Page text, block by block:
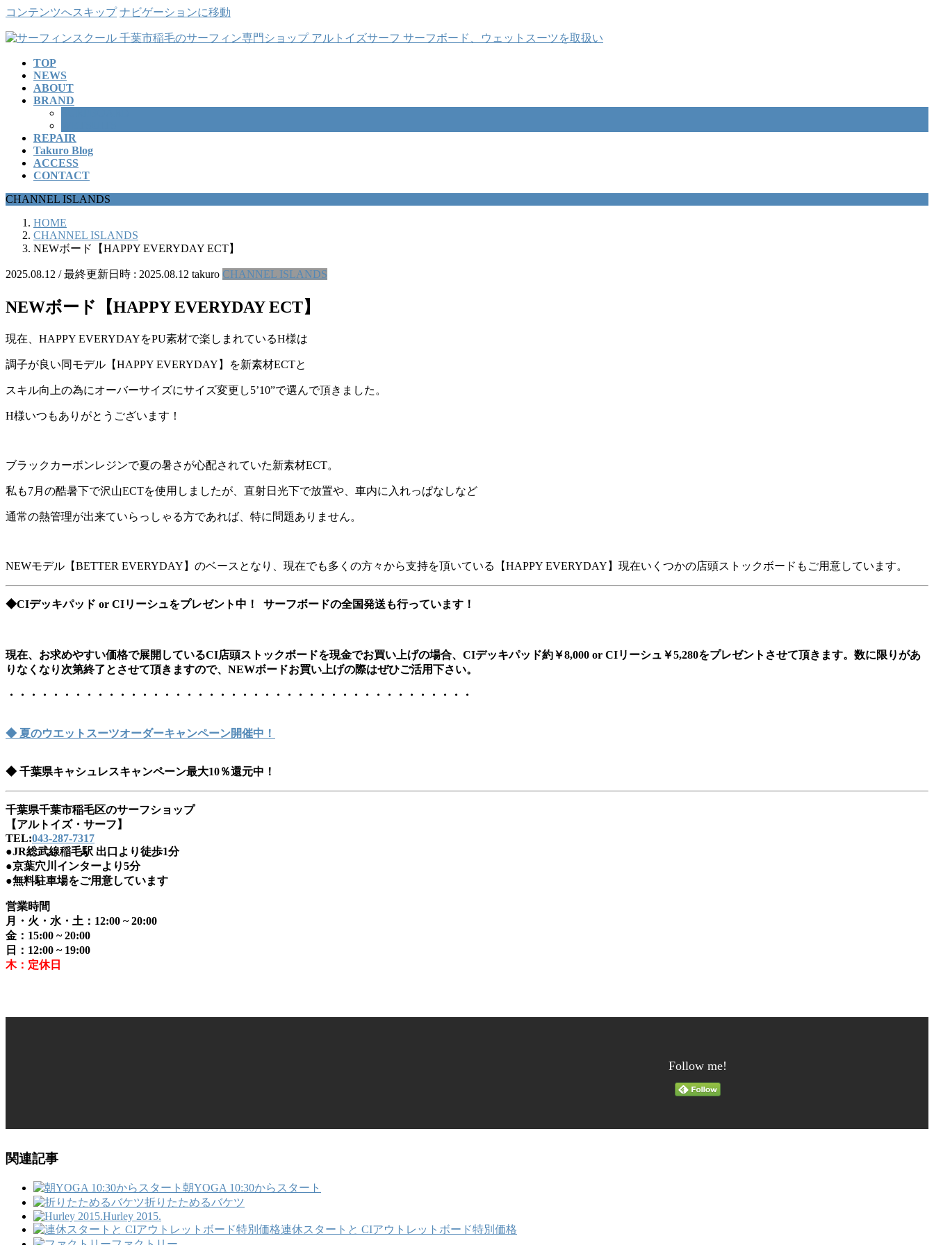
コンテンツへスキップ ナビゲーションに移動
TOP
NEWS
ABOUT
BRAND
REPAIR
Takuro Blog
ACCESS
CONTACT
CHANNEL ISLANDS
HOME
CHANNEL ISLANDS
NEWボード【HAPPY EVERYDAY ECT】
2025.08.12 / 最終更新日時 : 2025.08.12 takuro CHANNEL ISLANDS
NEWボード【HAPPY EVERYDAY ECT】
現在、HAPPY EVERYDAYをPU素材で楽しまれているH様は
調子が良い同モデル【HAPPY EVERYDAY】を新素材ECTと
スキル向上の為にオーバーサイズにサイズ変更し5’10”で選んで頂きました。
H様いつもありがとうございます！
ブラックカーボンレジンで夏の暑さが心配されていた新素材ECT。
私も7月の酷暑下で沢山ECTを使用しましたが、直射日光下で放置や、車内に入れっぱなしなど
通常の熱管理が出来ていらっしゃる方であれば、特に問題ありません。
NEWモデル【BETTER EVERYDAY】のベースとなり、現在でも多くの方々から支持を頂いている【HAPPY EVERYDAY】現在いくつかの店頭ストックボードもご用意しています。
◆CIデッキパッド or CIリーシュをプレゼント中！ サーフボードの全国発送も行っています！
現在、お求めやすい価格で展開しているCI店頭ストックボードを現金でお買い上げの場合、CIデッキパッド約￥8,000 or CIリーシュ￥5,280をプレゼントさせて頂きます。数に限りがあ
りなくなり次第終了とさせて頂きますので、NEWボードお買い上げの際はぜひご活用下さい。
・・・・・・・・・・・・・・・・・・・・・・・・・・・・・・・・・・・・・・・・・・
◆ 夏のウエットスーツオーダーキャンペーン開催中！
◆ 千葉県キャシュレスキャンペーン最大10％還元中！
千葉県千葉市稲毛区のサーフショップ
【アルトイズ・サーフ】
TEL:043-287-7317
●JR総武線稲毛駅 出口より徒歩1分
●京葉穴川インターより5分
●無料駐車場をご用意しています
営業時間
月・火・水・土：12:00 ~ 20:00
金：15:00 ~ 20:00
日：12:00 ~ 19:00
木：定休日
Follow me!
関連記事
朝YOGA 10:30からスタート
折りたためるバケツ
Hurley 2015.
連休スタートと CIアウトレットボード特別価格